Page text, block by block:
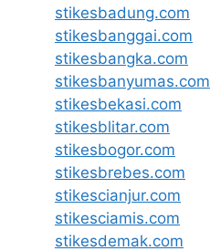
stikesbadung.com
stikesbanggai.com
stikesbangka.com
stikesbanyumas.com
stikesbekasi.com
stikesblitar.com
stikesbogor.com
stikesbrebes.com
stikescianjur.com
stikesciamis.com
stikesdemak.com